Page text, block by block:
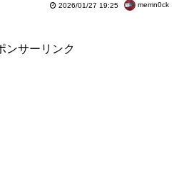
2026/01/27 19:25 memn0ck
ンサーリンク